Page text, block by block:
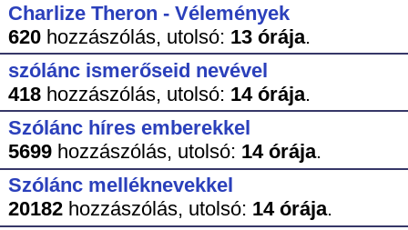
Charlize Theron - Vélemények
620hozzászólás, utolsó: 13 órája.
szólánc ismerőseid nevével
418hozzászólás, utolsó: 14 órája.
Szólánc híres emberekkel
5699hozzászólás, utolsó: 14 órája.
Szólánc melléknevekkel
20182hozzászólás, utolsó: 14 órája.